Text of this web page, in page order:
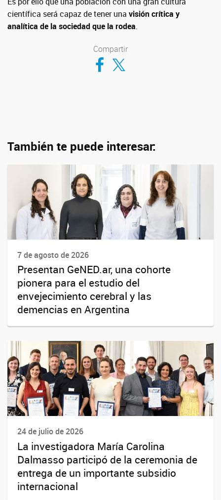
científica será capaz de tener una visión crítica y
analítica de la sociedad que la rodea.
Compartir
Compartir en Facebook
Compartir en Twitter
También te puede interesar:
7 de agosto de 2026
Presentan GeNED.ar, una cohorte
pionera para el estudio del
envejecimiento cerebral y las
demencias en Argentina
24 de julio de 2026
La investigadora María Carolina
Dalmasso participó de la ceremonia de
entrega de un importante subsidio
internacional